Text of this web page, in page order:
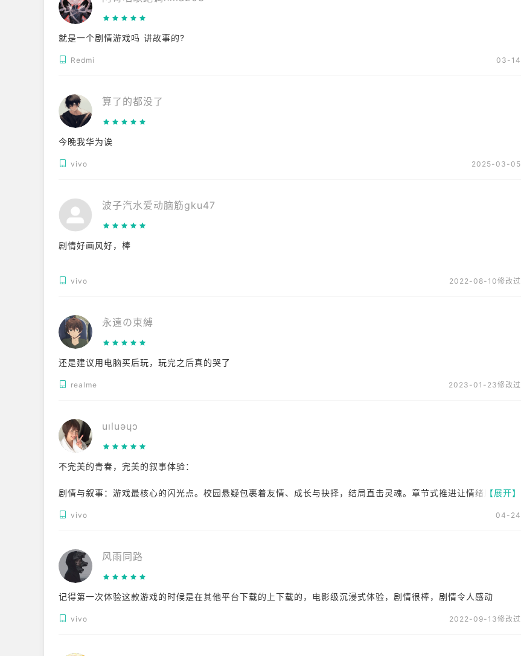
就是一个剧情游戏吗 讲故事的?
Redmi 03-14
算了的都没了
今晚我华为诶
vivo 2025-03-05
波子汽水爱动脑筋gku47
剧情好画风好，棒
vivo 2022-08-10修改过
永遠の束縛
还是建议用电脑买后玩，玩完之后真的哭了
realme 2023-01-23修改过
uıluǝɥɔ
不完美的青春，完美的叙事体验：
剧情与叙事：游戏最核心的闪光点。校园悬疑包裹着友情、成长与抉择，结局直击灵魂。章节式推进让情绪层层累
玩法机制：时光倒流是点睛之笔。不只是解谜工具，更让你反复咀嚼每个选择的后果。缺点是部分解谜引导弱、人物
动作略显僵硬。
音画氛围：独立民谣为主的配乐封神，每每响起都让人起鸡皮疙瘩。手绘质感的美术经得起时间考验，阿卡迪亚湾的
黄昏永远留在心里。
总结：它不是一部完美的游戏，但那种独特的沉浸式情感冲击，通关后萦绕多年的后劲，是一部谁玩谁知道的神作。
【展开】
vivo 04-24
风雨同路
记得第一次体验这款游戏的时候是在其他平台下载的上下载的，电影级沉浸式体验，剧情很棒，剧情令人感动
vivo 2022-09-13修改过